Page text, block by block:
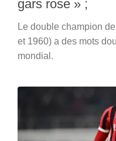
gars rose » ;
Le double champion
et 1960) a des mots
mondial.